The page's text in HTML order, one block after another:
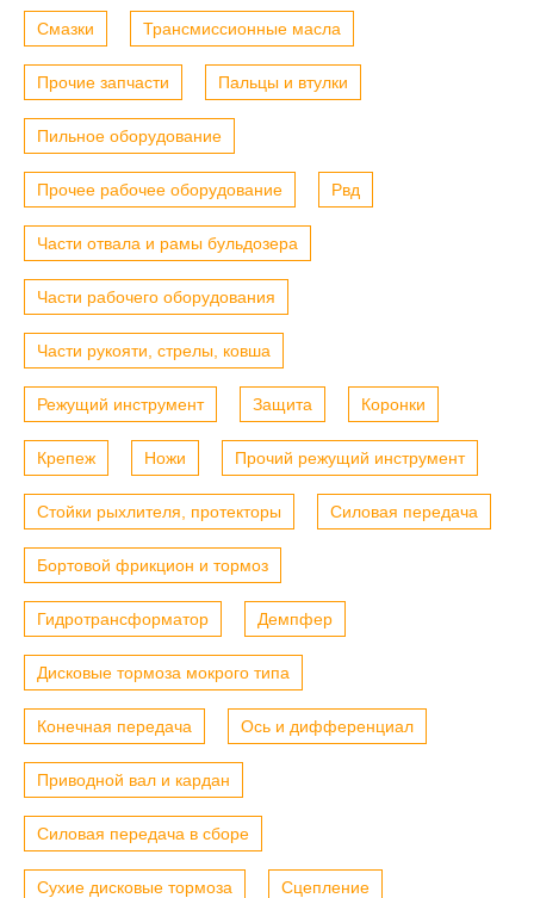
Смазки Трансмиссионные масла
Прочие запчасти Пальцы и втулки
Пильное оборудование
Прочее рабочее оборудование Рвд
Части отвала и рамы бульдозера
Части рабочего оборудования
Части рукояти, стрелы, ковша
Режущий инструмент Защита Коронки
Крепеж Ножи Прочий режущий инструмент
Стойки рыхлителя, протекторы Силовая передача
Бортовой фрикцион и тормоз
Гидротрансформатор Демпфер
Дисковые тормоза мокрого типа
Конечная передача Ось и дифференциал
Приводной вал и кардан
Силовая передача в сборе
Сухие дисковые тормоза Сцепление